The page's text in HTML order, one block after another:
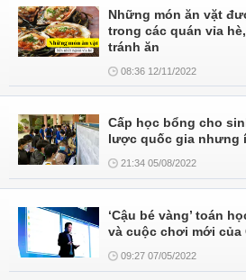
Những món ăn vặt
trong các quán vỉa
tránh ăn
08:36 12/11/2022
Cấp học bổng cho
lược quốc gia nhưng
21:34 05/08/2022
‘Cậu bé vàng’ toán
và cuộc chơi mới của
09:27 07/05/2022